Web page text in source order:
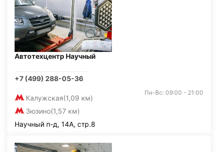
Автотехцентр Научный
+7 (499) 288-05-36
Калужская(1,09 км)
Зюзино(1,57 км)
Пн-Вс: 09:00 - 21:00
Научный п-д, 14А, стр.8